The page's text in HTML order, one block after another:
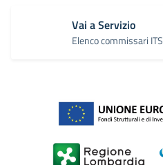
Vai a Servizio
Elenco commissari ITS